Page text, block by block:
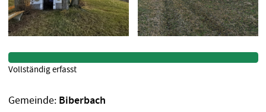
Gemeinde: Biberbach
Vollständig erfasst